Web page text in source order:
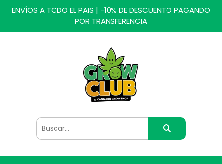
ENVÍOS A TODO EL PAIS | -10% DE DESCUENTO PAGANDO
POR TRANSFERENCIA